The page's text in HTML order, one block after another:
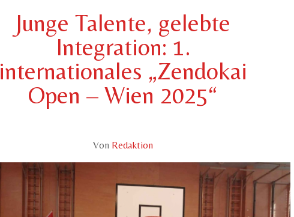
Junge Talente, gelebte
Integration: 1.
internationales „Zendokai
Open – Wien 2025“
Von Redaktion